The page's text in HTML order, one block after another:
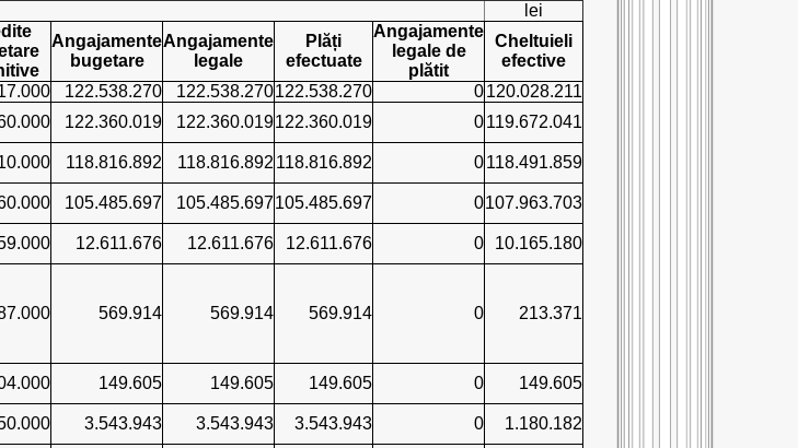
lei
Angajamente
bugetare
Angajamente
legale
Plăți
efectuate
Angajamente
legale de
plătit
Cheltuieli
efective
122.538.270 122.538.270122.538.270 0120.028.211
122.360.019 122.360.019122.360.019 0119.672.041
118.816.892 118.816.892 118.816.892 0118.491.859
105.485.697 105.485.697105.485.697 0107.963.703
12.611.676 12.611.676 12.611.676 0
10.165.180
569.914 569.914 569.914 0 213.371
149.605 149.605 149.605 0
149.605
3.543.943 3.543.943 3.543.943 0
1.180.182